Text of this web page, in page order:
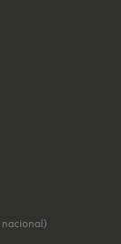
nacional)